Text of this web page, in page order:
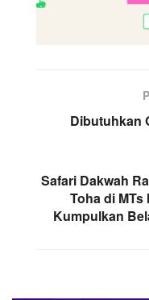
Dibutuhkan
Safari Dakwah
Toha di
Kumpulkan